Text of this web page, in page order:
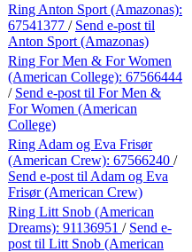
Ring Anton Sport (Amazonas):
67541377 / Send e-post til
Anton Sport (Amazonas)
Ring For Men & For Women
(American College): 67566444
/ Send e-post til For Men &
For Women (American
College)
Ring Adam og Eva Frisør
(American Crew): 67566240 /
Send e-post til Adam og Eva
Frisør (American Crew)
Ring Litt Snob (American
Dreams): 91136951 / Send e-
post til Litt Snob (American